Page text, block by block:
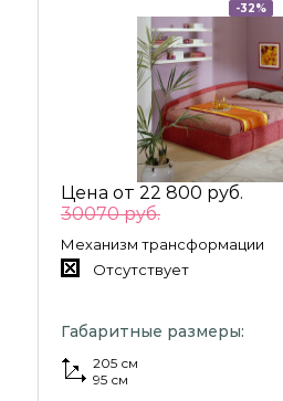
-32%
Цена от 22 800 руб.
30070 руб.
Механизм трансформации
Отсутствует
Габаритные размеры:
205 см
95 см